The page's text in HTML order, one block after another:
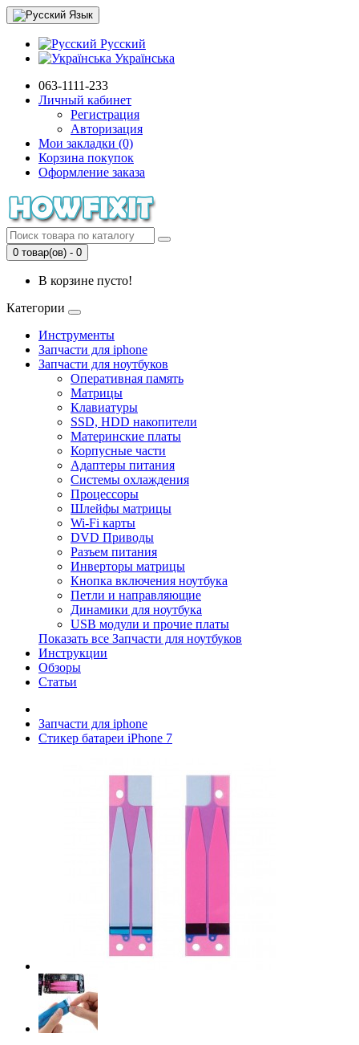
Язык
Русский
Українська
063-1111-233
Личный кабинет
Регистрация
Авторизация
Мои закладки (0)
Корзина покупок
Оформление заказа
0 товар(ов) - 0
В корзине пусто!
Категории
Инструменты
Запчасти для iphone
Запчасти для ноутбуков
Оперативная память
Матрицы
Клавиатуры
SSD, HDD накопители
Материнские платы
Корпусные части
Адаптеры питания
Системы охлаждения
Процессоры
Шлейфы матрицы
Wi-Fi карты
DVD Приводы
Разъем питания
Инверторы матрицы
Кнопка включения ноутбука
Петли и направляющие
Динамики для ноутбука
USB модули и прочие платы
Показать все Запчасти для ноутбуков
Инструкции
Обзоры
Статьи
Запчасти для iphone
Стикер батареи iPhone 7